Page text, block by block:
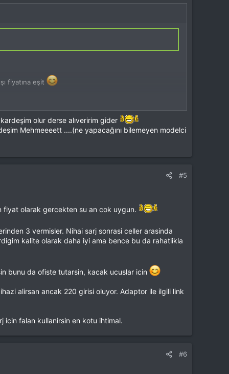
fiyatına eşit
olur derse alıveririm gider
Mehmeeeett ....(ne yapacağını bilemeyen modelci
#5
fiyat olarak gercekten su an cok uygun.
3 vermisler. Nihai sarj sonrasi celler arasinda
kalite olarak daha iyi ama bence bu da rahatlikla
bunu da ofiste tutarsin, kacak ucuslar icin
alirsan ancak 220 girisi oluyor. Adaptor ile ilgili link
icin falan kullanirsin en kotu ihtimal.
#6